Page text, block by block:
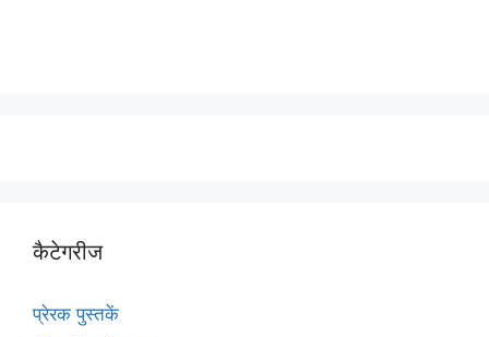
कैटेगरीज
प्रेरक पुस्तकें